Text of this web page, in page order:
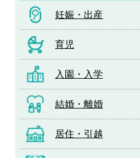
妊娠・出産
育児
入園・入学
結婚・離婚
居住・引越